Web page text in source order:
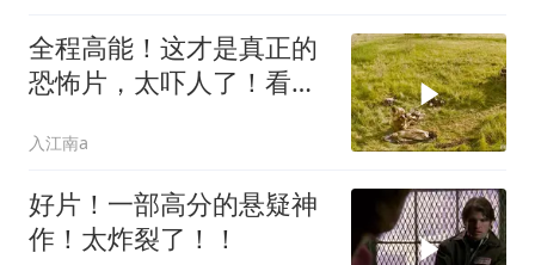
全程高能！这才是真正的
恐怖片，太吓人了！看完
入江南a
好片！一部高分的悬疑神
作！太炸裂了！！